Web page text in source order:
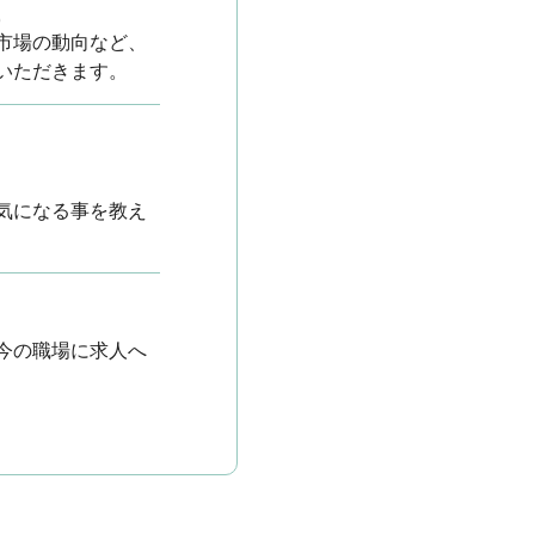
の動向など、
だきます。
になる事を教え
の職場に求人へ